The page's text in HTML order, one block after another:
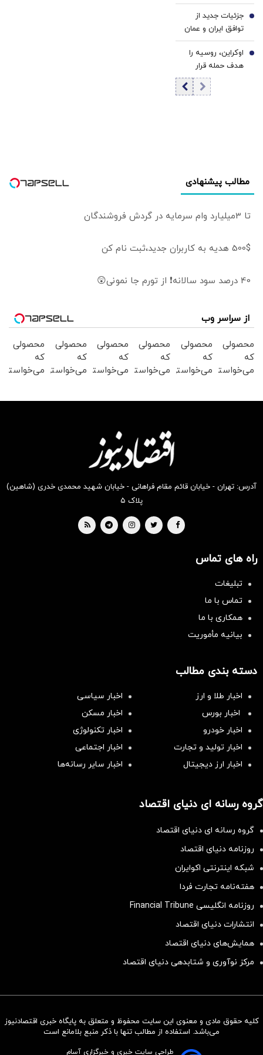
سرمایه‌گذاری همسنگ با شاخص
شایسته میانجیگری
است؟!
ارشد آمریکا درباره
ایران/ ادامه تشدید
نظامی ممکن است
نتیجه‌ای برخلاف
اهداف آمریکا
داشته باشد/ ترامپ
به‌دنبال راه خروج از
جنگ است
جزئیات جدید از
توافق ایران و عمان
برای بازگشایی تنگه
هرمز | ای‌بی‌سی: ۶۰
روزه است | هدف
توافق موقت،
دستیابی به یک
6
اوکراین، روسیه را
هدف حمله قرار
داد/ آتش سوزی
7
مطالب پیشنهادی
تا 3میلیارد وام سرمایه در گردش فروشندگان
500$ هدیه به کاربران جدید،ثبت نام کن
40 درصد سود سالانه❗ از تورم جا نمونی😲
از سراسر وب
محصولی
که
می‌خواستی
محصولی
که
می‌خواستی
محصولی
که
می‌خواستی
بخر !
محصولی
که
می‌خواستی
بخر !
محصولی
که
می‌خواستی
محصولی
که
می‌خواستی
آدرس: تهران - خیابان قائم مقام فراهانی - خیابان شهید محمدی خدری (شاهین)
پلاک ۵
راه های تماس
تبلیغات
تماس با ما
همکاری با ما
بیانیه مأموریت
دسته بندی مطالب
اخبار طلا و ارز
اخبار سیاسی
اخبار بورس
اخبار مسکن
اخبار خودرو
اخبار تکنولوژی
اخبار تولید و تجارت
اخبار اجتماعی
اخبار ارز دیجیتال
اخبار سایر رسانه‌‌ها
گروه رسانه ای دنیای اقتصاد
گروه رسانه ای دنیای اقتصاد
روزنامه دنیای اقتصاد
شبکه اینترنتی اکوایران
هفته‌نامه تجارت فردا
روزنامه انگلیسی Financial Tribune
انتشارات دنیای اقتصاد
همایش‌های دنیای اقتصاد
مرکز نوآوری و شتابدهی دنیای اقتصاد
کلیه حقوق مادی و معنوی این سایت محفوظ و متعلق به پایگاه خبری اقتصادنیوز
می‌باشد. استفاده از مطالب تنها با ذکر منبع بلامانع است
طراحی سایت خبری و خبرگزاری آسام